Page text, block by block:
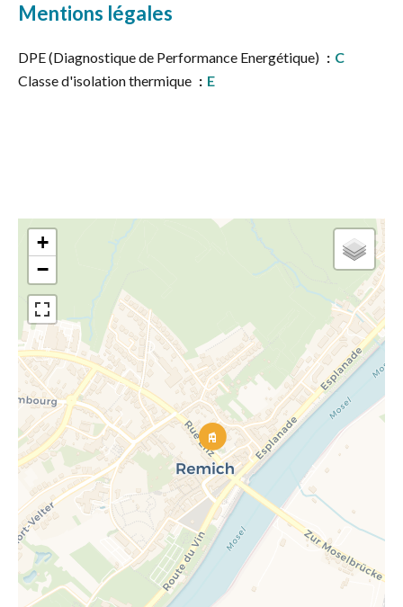
Mentions légales
DPE (Diagnostique de Performance Energétique)
C
Classe d'isolation thermique
E
+
−